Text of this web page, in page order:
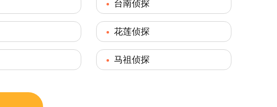
台南侦探
花莲侦探
马祖侦探